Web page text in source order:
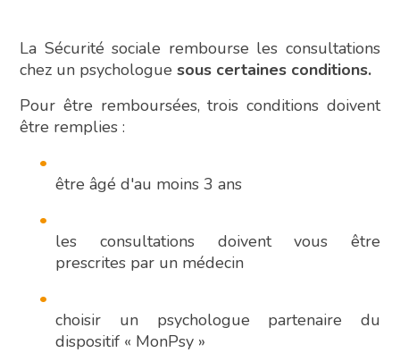
La Sécurité sociale rembourse les consultations
chez un psychologuesous certaines conditions.
Pour être remboursées, trois conditions doivent
être remplies :
être âgé d'au moins 3 ans
les consultations doivent vous être
prescrites par un médecin
choisir un psychologue partenaire du
dispositif « MonPsy »